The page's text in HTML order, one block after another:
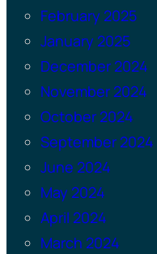
February 2025
January 2025
December 2024
November 2024
October 2024
September 2024
June 2024
May 2024
April 2024
March 2024